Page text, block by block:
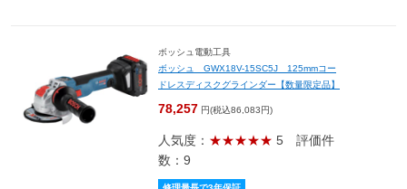
ボッシュ電動工具
ボッシュ GWX18V-15SC5J 125mmコー
ドレスディスクグラインダー【数量限定品】
78,257 円(税込86,083円)
人気度： ★★★★★ 5 評価件
数：9